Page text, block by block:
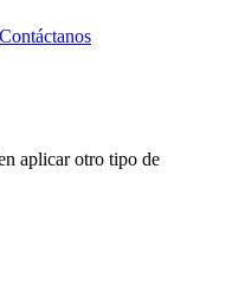
Contáctanos
aplicar otro tipo de